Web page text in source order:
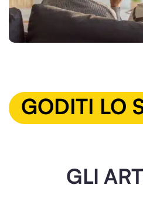
GODITI LO
GLI